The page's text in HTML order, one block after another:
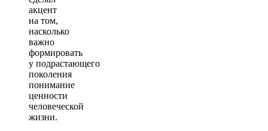
акцент
на том,
насколько
важно
формировать
у подрастающего
поколения
понимание
ценности
человеческой
жизни.